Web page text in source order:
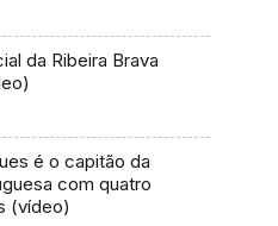
da Ribeira Brava
é o capitão da
com quatro
(vídeo)